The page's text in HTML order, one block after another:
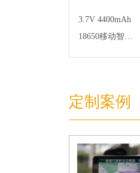
3.7V 4400mAh
18650移动智能
定制案例